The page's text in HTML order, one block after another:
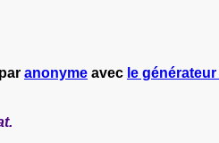
anonyme avec le